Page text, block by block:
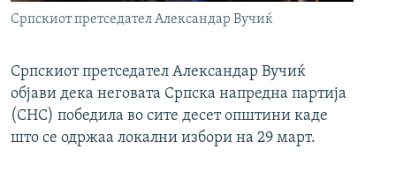
Српскиот претседател Александар Вучиќ
Српскиот претседател Александар Вучиќ
објави дека неговата Српска напредна партија
(СНС) победила во сите десет општини каде
што се одржаа локални избори на 29 март.